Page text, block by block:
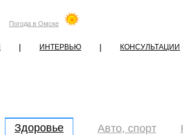
Погода в Омске
| ИНТЕРВЬЮ | КОНСУЛЬТАЦИИ
Здоровье Авто, спорт